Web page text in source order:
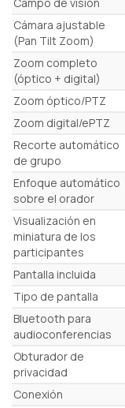
Cámara ajustable
(Pan Tilt Zoom)
Zoom completo
(óptico + digital)
Zoom óptico/PTZ
Zoom digital/ePTZ
Recorte automático
de grupo
Enfoque automático
sobre el orador
Visualización en
miniatura de los
participantes
Pantalla incluida
Tipo de pantalla
Bluetooth para
audioconferencias
Obturador de
privacidad
Conexión